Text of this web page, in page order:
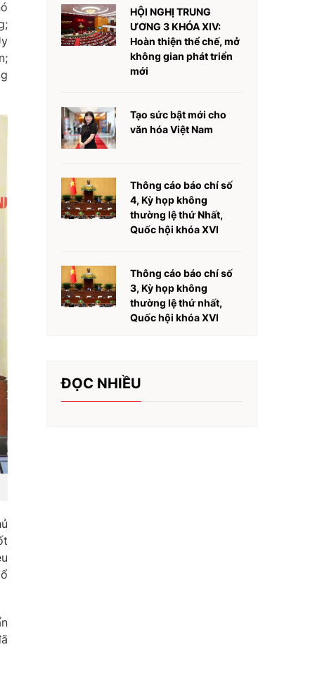
HỘI NGHỊ TRUNG
ƯƠNG 3 KHÓA XIV:
Hoàn thiện thể chế, mở
không gian phát triển
mới
Tạo sức bật mới cho
văn hóa Việt Nam
Thông cáo báo chí số
4, Kỳ họp không
thường lệ thứ Nhất,
Quốc hội khóa XVI
Thông cáo báo chí số
3, Kỳ họp không
thường lệ thứ nhất,
Quốc hội khóa XVI
ĐỌC NHIỀU